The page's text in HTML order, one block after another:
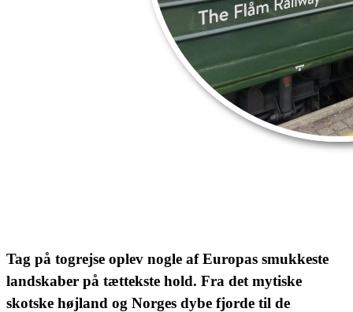
Tag på togrejse oplev nogle af Europas smukkeste
landskaber på tættekste hold. Fra det mytiske
skotske højland og Norges dybe fjorde til de